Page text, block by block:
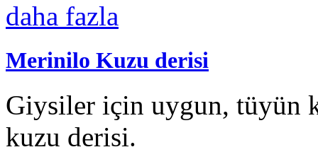
daha fazla
Merinilo Kuzu derisi
Giysiler için uygun, tüyün
kuzu derisi.